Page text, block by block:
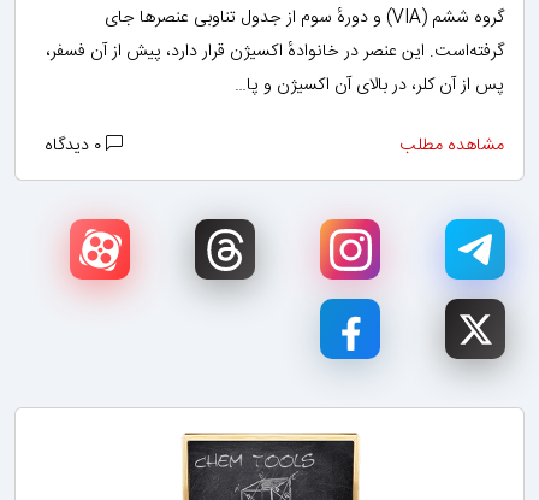
گروه ششم (VIA) و دورهٔ سوم از جدول تناوبی عنصرها جای
گرفته‌است. این عنصر در خانوادهٔ اکسیژن قرار دارد، پیش از آن فسفر،
پس از آن کلر، در بالای آن اکسیژن و پا…
مشاهده مطلب